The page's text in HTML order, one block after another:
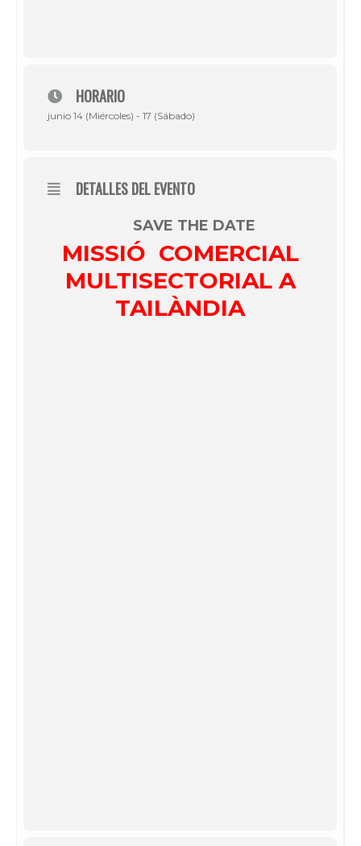
HORARIO
junio 14 (Miércoles) - 17 (Sábado)
DETALLES DEL EVENTO
SAVE THE DATE
MISSIÓ COMERCIAL
MULTISECTORIAL A
TAILÀNDIA